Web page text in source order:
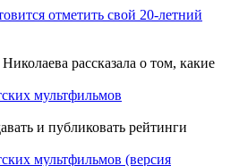
отметить свой 20-летний
рассказала о том, какие
мультфильмов
и публиковать рейтинги
мультфильмов (версия